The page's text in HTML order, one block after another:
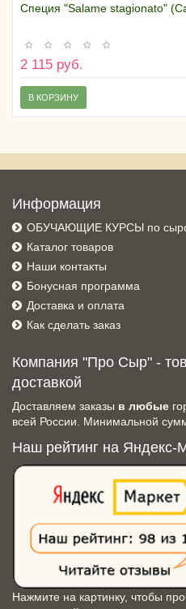
Специя "Salame stagionato"
2 115 руб.
В КОРЗИНУ
Информация
ОБУЧАЮЩИЕ КУРСЫ по
Каталог товаров
Наши контакты
Бонусная программа
Доставка и оплата
Как сделать заказ
Компания "Про Сыр" -
доставкой
Доставляем заказы в любые
всей России. Минимальной
Наш рейтинг на Яндекс-
Нажмите на картинку, чтобы